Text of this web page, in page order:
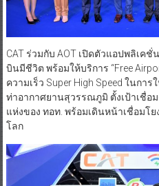
CAT ร่วมกับ AOT เปิดตัวแอปพลิเคชั่น
บินมีชีวิต พร้อมให้บริการ “Free
ความเร็ว Super High Speed ในกา
ท่าอากาศยานสุวรรณภูมิ ตั้งเป้าเชื่อ
แห่งของ ทอท. พร้อมเดินหน้าเชื่อมโ
โลก